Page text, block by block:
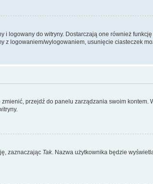
logowany do witryny. Dostarczają one również funkcję
logowaniem/wylogowaniem, usunięcie ciasteczek
przejdź do panelu zarządzania swoim kontem.
zaznaczając Tak. Nazwa użytkownika będzie